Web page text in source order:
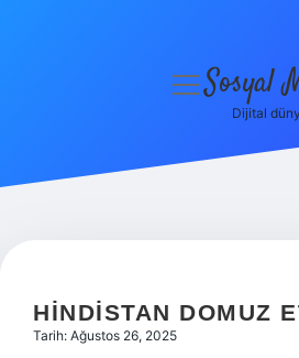
Hakkımızda
menüyüSosyal
Dijital
HINDISTAN DOMUZ
Tarih: Ağustos 26, 2025